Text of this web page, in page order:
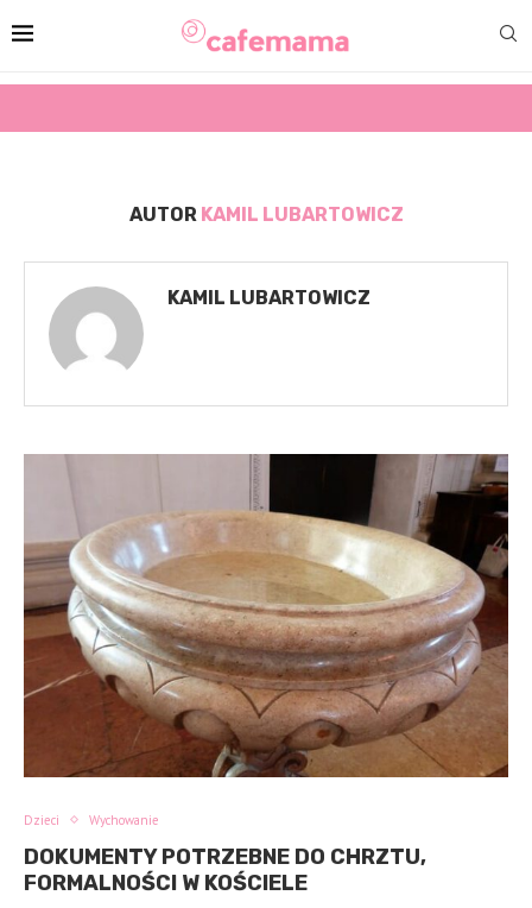
AUTOR KAMIL LUBARTOWICZ
KAMIL LUBARTOWICZ
Dzieci Wychowanie
DOKUMENTY POTRZEBNE DO CHRZTU,
FORMALNOŚCI W KOŚCIELE